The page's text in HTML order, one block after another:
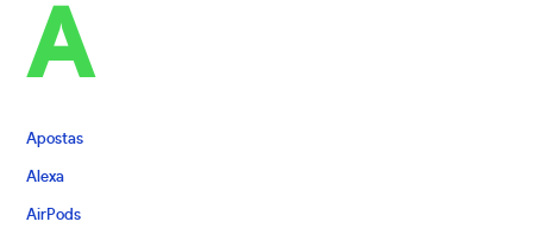
A
Apostas
Alexa
AirPods